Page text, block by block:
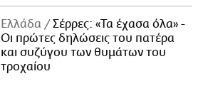
Ελλάδα
Σέρρες: «Τα έχασα όλα» -
Οι πρώτες δηλώσεις του πατέρα
και συζύγου των θυμάτων του
τροχαίου